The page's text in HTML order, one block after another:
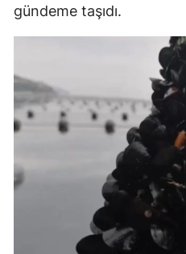
gündeme taşıdı.